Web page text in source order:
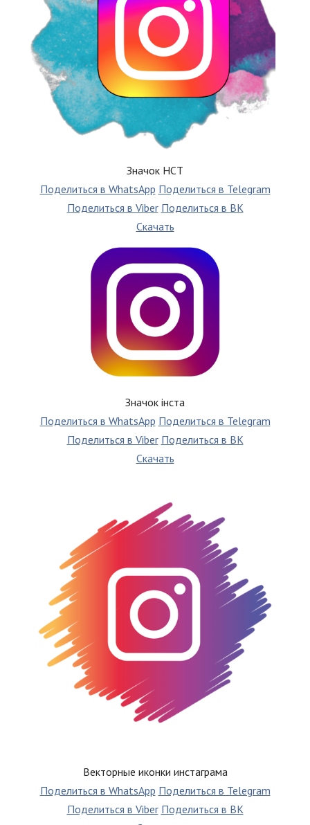
Значок НСТ
Поделиться в WhatsApp Поделиться в Telegram
Поделиться в Viber Поделиться в ВК
Скачать
Значок інста
Поделиться в WhatsApp Поделиться в Telegram
Поделиться в Viber Поделиться в ВК
Скачать
Векторные иконки инстаграма
Поделиться в WhatsApp Поделиться в Telegram
Поделиться в Viber Поделиться в ВК